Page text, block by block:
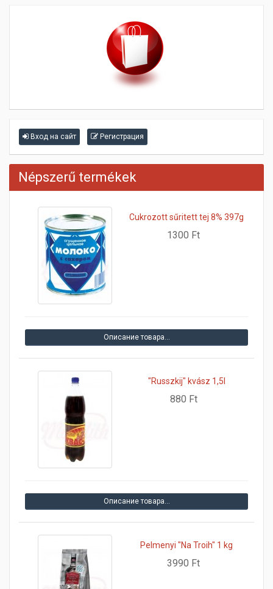
Вход на сайт Регистрация
Népszerű termékek
Cukrozott sűritett tej 8% 397g
1300 Ft
Описание товара…
"Russzkij" kvász 1,5l
880 Ft
Описание товара…
Pelmenyi "Na Troih" 1 kg
3990 Ft